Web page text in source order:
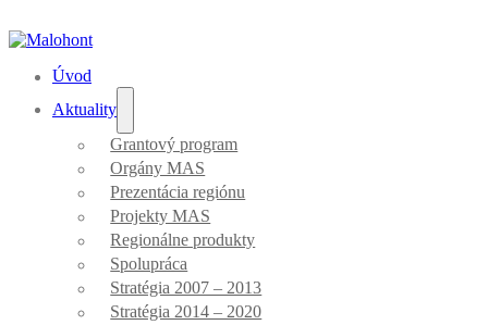
Úvod
Aktuality
Grantový program
Orgány MAS
Prezentácia regiónu
Projekty MAS
Regionálne produkty
Spolupráca
Stratégia 2007 – 2013
Stratégia 2014 – 2020
Výzva MAS_063/7.4/17
Úvod/Uzavreté výzvy/Výzva MAS_063/7.4/17